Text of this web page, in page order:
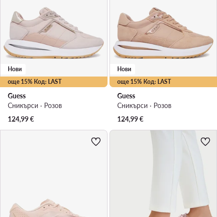
още 15% Код: LAST
Нови
Guess
Сникърси · Розов
124,99€
още 15% Код: LAST
Нови
Guess
Сникърси · Розов
124,99€